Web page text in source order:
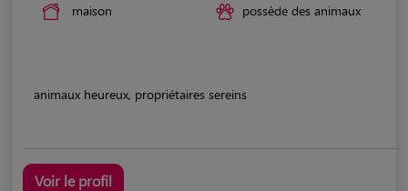
maison possède des animaux
animaux heureux, propriétaires sereins
Voir le profil